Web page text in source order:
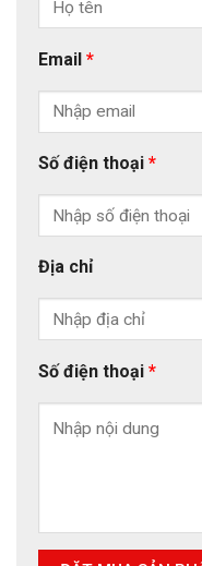
Email *
Số điện thoại *
Địa chỉ
Số điện thoại *